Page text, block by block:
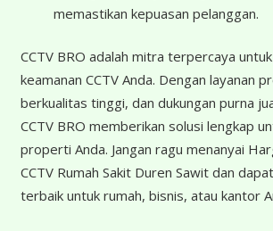
memastikan kepuasan pelanggan.
CCTV BRO adalah mitra terpercaya
keamanan CCTV Anda. Dengan layanan
berkualitas tinggi, dan dukungan purna
CCTV BRO memberikan solusi lengkap
properti Anda. Jangan ragu menanyai
CCTV Rumah Sakit Duren Sawit dan
terbaik untuk rumah, bisnis, atau kantor